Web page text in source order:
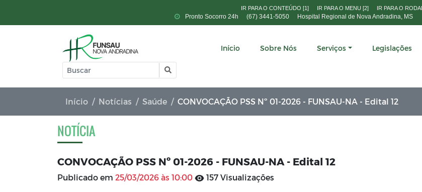
IR PARA O CONTEÚDO [1] IR PARA O MENU [2] IR PARA O
Pronto Socorro 24h (67) 3441-5050 Hospital Regional de Nova Andradina, MS
Início Sobre Nós Serviços Legislações
Início Notícias Saúde CONVOCAÇÃO PSS Nº 01-2026 - FUNSAU-NA - Edital 12
NOTÍCIA
CONVOCAÇÃO PSS Nº 01-2026 - FUNSAU-NA - Edital 12
Publicado em 25/03/2026 às 10:00 157 Visualizações